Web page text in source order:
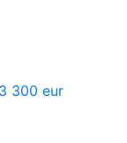
300 eur